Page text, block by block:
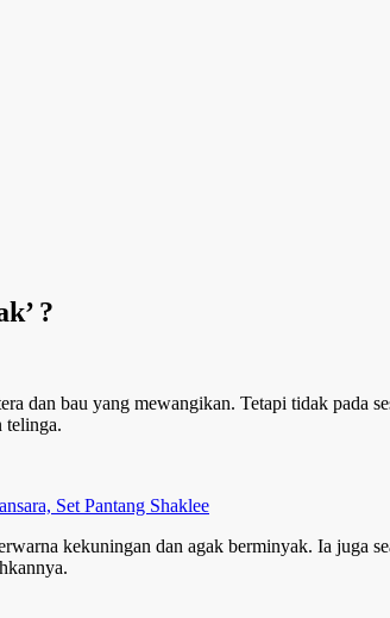
?
dan bau yang mewangikan. Tetapi tidak pada
telinga.
kekuningan dan agak berminyak. Ia juga